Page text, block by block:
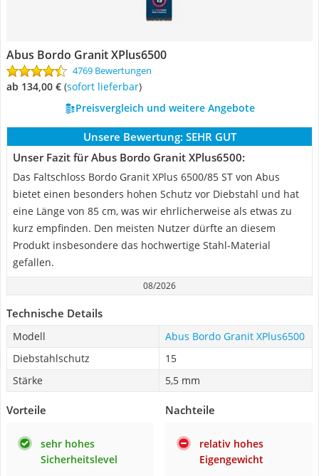
Abus Bordo Granit XPlus6500
4769 Bewertungen
ab 134,00 € ( Sofort lieferbar)
Preisvergleich und weitere Angebote
Unsere Bewertung: SEHR GUT
Unser Fazit für Abus Bordo Granit XPlus6500:
Das Faltschloss Bordo Granit XPlus 6500/85 ST von Abus
bietet einen besonders hohen Schutz vor Diebstahl und hat
eine Länge von 85 cm, was wir ehrlicherweise als etwas zu
kurz empfinden. Den meisten Nutzer dürfte an diesem
Produkt insbesondere das hochwertige Stahl-Material
gefallen.
08/2026
Technische Details
Modell
Abus Bordo Granit XPlus6500
Diebstahlschutz
15
Stärke
5,5 mm
Vorteile
sehr hohes
Sicherheitslevel
Nachteile
relativ hohes
Eigengewicht